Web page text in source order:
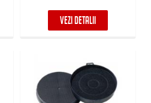
VEZI DETALII